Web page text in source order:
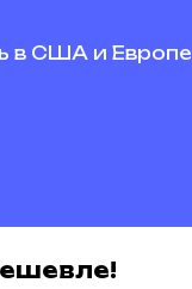
в США и Европе